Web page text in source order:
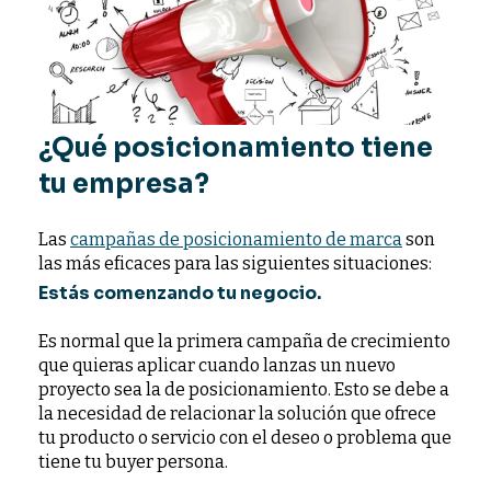
¿Qué posicionamiento tiene
tu empresa?
Las campañas de posicionamiento de marca son
las más eficaces para las siguientes situaciones:
Estás comenzando tu negocio.
Es normal que la primera campaña de crecimiento
que quieras aplicar cuando lanzas un nuevo
proyecto sea la de posicionamiento. Esto se debe a
la necesidad de relacionar la solución que ofrece
tu producto o servicio con el deseo o problema que
tiene tu buyer persona.